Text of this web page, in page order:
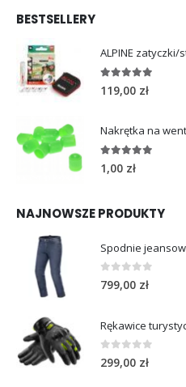
BESTSELLERY
4.96out of 5
119,00 zł
Nakrętka na
5.00 out of 5
1,00 zł
NAJNOWSZE PRODUKTY
0out of 5
799,00 zł
0 out of 5
299,00 zł